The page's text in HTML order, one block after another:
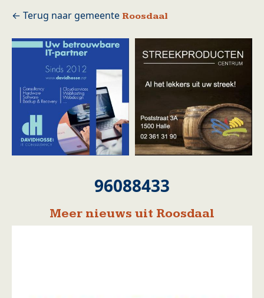
Roosdaal
96088433
Meer nieuws uit Roosdaal